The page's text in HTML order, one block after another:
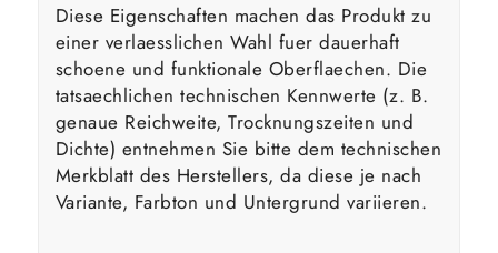
Diese Eigenschaften machen das Produkt zu
einer verlaesslichen Wahl fuer dauerhaft
schoene und funktionale Oberflaechen. Die
tatsaechlichen technischen Kennwerte (z. B.
genaue Reichweite, Trocknungszeiten und
Dichte) entnehmen Sie bitte dem technischen
Merkblatt des Herstellers, da diese je nach
Variante, Farbton und Untergrund variieren.